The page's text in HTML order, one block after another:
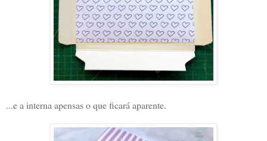
...e a interna apensas o que ficará aparente.